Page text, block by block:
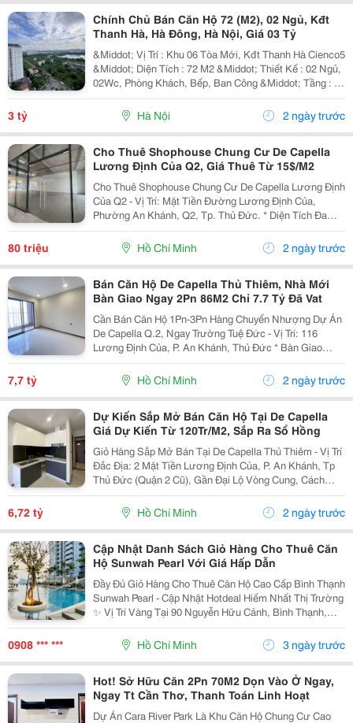
Chính Chủ Bán Căn Hộ 72 (M2), 02 Ngủ, Kđt
Thanh Hà, Hà Đông, Hà Nội, Giá 03 Tỷ
&Middot; Vị Trí : Khu 06 Tòa Mới, Kđt Thanh Hà Cienco5
&Middot; Diện Tích : 72 M2 &Middot; Thiết Kế : 02 Ngủ,
02Wc, Phòng Khách, Bếp, Ban Công &Middot; Tầng : 17
&Middot; Nội Thất Gồm: - Sofa Bàn Trà, Bàn Ăn, Kệ
Tivi, - Tủ Bếp Trên Dưới,...
3 tỷ Hà Nội 2 ngày trước
Cho Thuê Shophouse Chung Cư De Capella
Lương Định Của Q2, Giá Thuê Từ 15$/M2
Cho Thuê Shophouse Chung Cư De Capella Lương Định
Của Q2 - Vị Trí: Mặt Tiền Đường Lương Định Của,
Phường An Khánh, Q2, Tp. Thủ Đức. * Diện Tích Đa
Dạng: - Tầng Trệt Từ 100M&Sup2;, 179M&Sup2;,
185M&Sup2;: Giá Thuê 17$-18$/M2 - Tầng 2 Thương
80 triệu Hồ Chí Minh 2 ngày trước
Bán Căn Hộ De Capella Thủ Thiêm, Nhà Mới
Bàn Giao Ngay 2Pn 86M2 Chỉ 7.7 Tỷ Đã Vat
Cần Bán Căn Hộ 1Pn-3Pn Hàng Chuyển Nhượng Dự Án
De Capella Q.2, Ngay Trường Tuệ Đức - Vị Trí: 116
Lương Định Của, P. An Khánh, Thủ Đức * Bàn Giao
Hoàn Thiện Cơ Bản * Căn Hộ Cao Cấp De Capella -
Thanh Toán Nhận Nhà Ngay Đa Dạng Diện Tích, Giá Đã
7,7 tỷ Hồ Chí Minh 2 ngày trước
Dự Kiến Sắp Mở Bán Căn Hộ Tại De Capella
Giá Dự Kiến Từ 120Tr/M2, Sắp Ra Sổ Hồng
Giỏ Hàng Sắp Mở Bán Tại De Capella Thủ Thiêm - Vị Trí
Đắc Địa: 2 Mặt Tiền Lương Định Của, P. An Khánh, Tp
Thủ Đức (Quận 2 Cũ), Gần Đại Lộ Vòng Cung, Cách
Trung Tâm Tp Theo Tuyến Đường Cầu Thủ Thiêm 2 Chỉ
10 Phút Xe Máy. - Các Căn Hộ 100% Ban Công +...
6,72 tỷ Hồ Chí Minh 2 ngày trước
Cập Nhật Danh Sách Giỏ Hàng Cho Thuê Căn
Hộ Sunwah Pearl Với Giá Hấp Dẫn
Đầy Đủ Giỏ Hàng Cho Thuê Căn Hộ Cao Cấp Bình Thạnh
Sunwah Pearl - Cập Nhật Hotdeal Hiếm Nhất Thị Trường
✨ Vị Trí Vàng Tại 90 Nguyễn Hữu Cảnh, Bình Thạnh,
Ngay Cạnh Saigon Pearl, Chỉ 2 Phút Đến Quận 1, Kết
Nối Nhanh Thủ Thiêm, Metro Số 1, Landmark...
0908 *** *** Hồ Chí Minh 3 ngày trước
Hot! Sở Hữu Căn 2Pn 70M2 Dọn Vào Ở Ngay,
Ngay Tt Cần Thơ, Thanh Toán Linh Hoạt
Dự Án Cara River Park Là Khu Căn Hộ Chung Cư Cao